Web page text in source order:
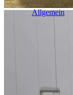
Allgemein